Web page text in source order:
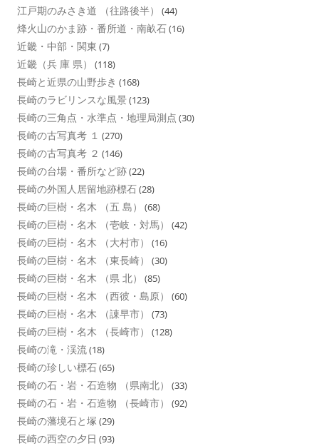
江戸期のみさき道 （往路後半） (44)
烽火山のかま跡・番所道・南畝石(16)
近畿・中部・関東 (7)
近畿（兵 庫 県） (118)
長崎と近県の山野歩き (168)
長崎のラビリンスな風景 (123)
長崎の三角点・水準点・地理局測点 (30)
長崎の古写真考 １ (270)
長崎の古写真考 ２ (146)
長崎の台場・番所など跡(22)
長崎の外国人居留地跡標石(28)
長崎の巨樹・名木 （五 島） (68)
長崎の巨樹・名木 （壱岐・対馬） (42)
長崎の巨樹・名木 （大村市） (16)
長崎の巨樹・名木 （東長崎） (30)
長崎の巨樹・名木 （県 北） (85)
長崎の巨樹・名木 （西彼・島原） (60)
長崎の巨樹・名木 （諌早市） (73)
長崎の巨樹・名木 （長崎市） (128)
長崎の滝・渓流(18)
長崎の珍しい標石(65)
長崎の石・岩・石造物 （県南北） (33)
長崎の石・岩・石造物 （長崎市） (92)
長崎の藩境石と塚 (29)
長崎の西空の夕日 (93)